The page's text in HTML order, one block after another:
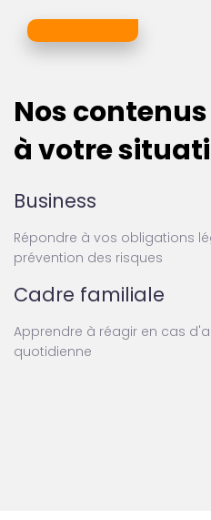
En savoir plus
Nos
à votre
Business
Répondre à vos obligations
prévention des risques
Cadre familiale
Apprendre à réagir en cas
quotidienne